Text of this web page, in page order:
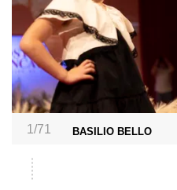
1/71 BASILIO BELLO